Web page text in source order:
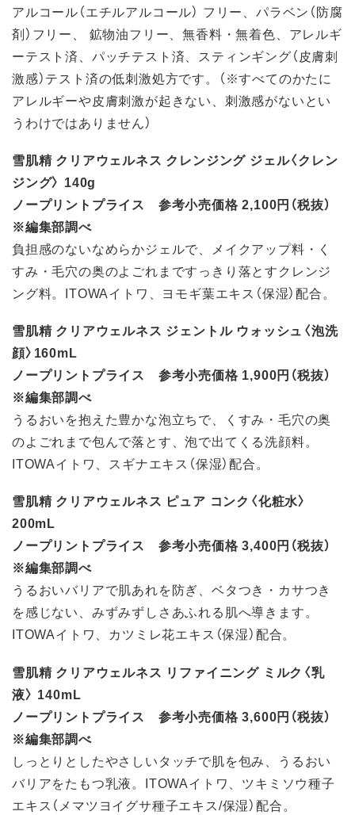
アルコール（エチルアルコール） フリー、パラベン（防腐
剤）フリー、 鉱物油フリー、無香料・無着色、アレルギ
ーテスト済、パッチテスト済、スティンギング（皮膚刺
激感）テスト済の低刺激処方です。（※すべてのかたに
アレルギーや皮膚刺激が起きない、刺激感がないとい
うわけではありません）
雪肌精 クリアウェルネス クレンジング ジェル〈クレン
ジング〉 140g
ノープリントプライス 参考小売価格 2,100円（税抜）
※編集部調べ
負担感のないなめらかジェルで、メイクアップ料・く
すみ・毛穴の奥のよごれまですっきり落とすクレンジ
ング料。ITOWAイトワ、ヨモギ葉エキス（保湿）配合。
雪肌精 クリアウェルネス ジェントル ウォッシュ〈泡洗
顔〉160mL
ノープリントプライス 参考小売価格 1,900円（税抜）
※編集部調べ
うるおいを抱えた豊かな泡立ちで、くすみ・毛穴の奥
のよごれまで包んで落とす、泡で出てくる洗顔料。
ITOWAイトワ、スギナエキス（保湿）配合。
雪肌精 クリアウェルネス ピュア コンク〈化粧水〉
200mL
ノープリントプライス 参考小売価格 3,400円（税抜）
※編集部調べ
うるおいバリアで肌あれを防ぎ、ベタつき・カサつき
を感じない、みずみずしさあふれる肌へ導きます。
ITOWAイトワ、カツミレ花エキス（保湿）配合。
雪肌精 クリアウェルネス リファイニング ミルク〈乳
液〉 140mL
ノープリントプライス 参考小売価格 3,600円（税抜）
※編集部調べ
しっとりとしたやさしいタッチで肌を包み、うるおい
バリアをたもつ乳液。ITOWAイトワ、ツキミソウ種子
エキス（メマツヨイグサ種子エキス/保湿）配合。